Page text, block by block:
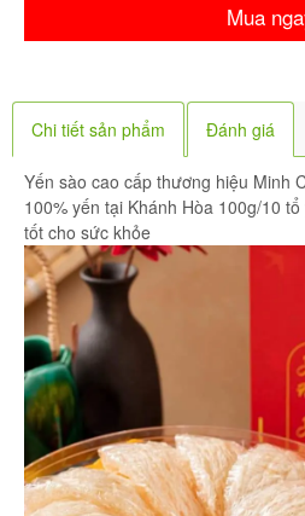
Mua
Chi tiết sản phẩm Đánh giá
Yến sào cao cấp thương hiệu Minh
100% yến tại Khánh Hòa 100g/10
tốt cho sức khỏe